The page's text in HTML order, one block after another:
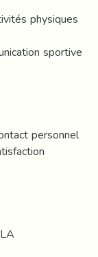
physiques
sportive
personnel